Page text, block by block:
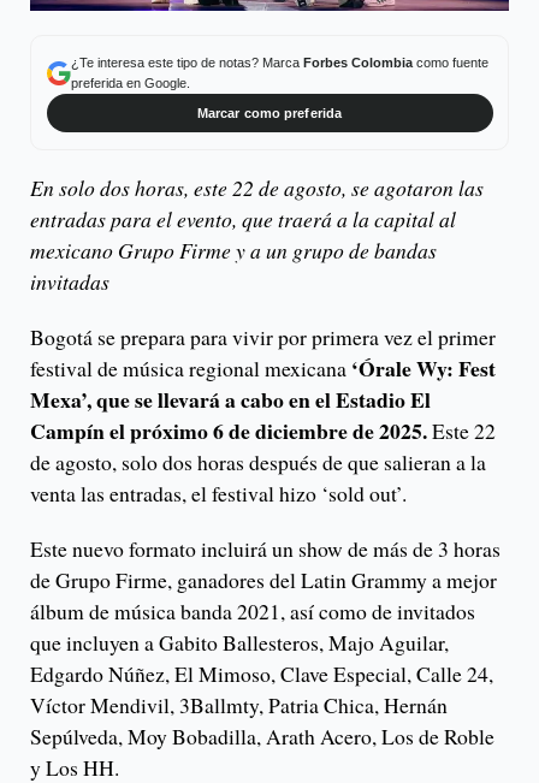
¿Te interesa este tipo de notas? Marca Forbes Colombiacomo fuente
preferida en Google.
Marcar como preferida
En solo dos horas, este 22 de agosto, se agotaron las
entradas para el evento, que traerá a la capital al
mexicano Grupo Firme y a un grupo de bandas
invitadas
Bogotá se prepara para vivir por primera vez el primer
festival de música regional mexicana ‘Órale Wy: Fest
Mexa’, que se llevará a cabo en el Estadio El
Campín el próximo 6 de diciembre de 2025.Este 22
de agosto, solo dos horas después de que salieran a la
venta las entradas, el festival hizo ‘sold out’.
Este nuevo formato incluirá un show de más de 3 horas
de Grupo Firme, ganadores del Latin Grammy a mejor
álbum de música banda 2021, así como de invitados
que incluyen a Gabito Ballesteros, Majo Aguilar,
Edgardo Núñez, El Mimoso, Clave Especial, Calle 24,
Víctor Mendivil, 3Ballmty, Patria Chica, Hernán
Sepúlveda, Moy Bobadilla, Arath Acero, Los de Roble
y Los HH.